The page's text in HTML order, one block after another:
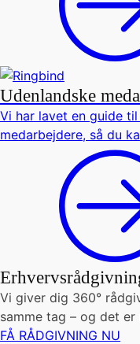
Udenlandske
Vi har lavet en guide
medarbejdere, så du
Vi giver dig 360°
samme tag – og det
FÅ RÅDGIVNING NU